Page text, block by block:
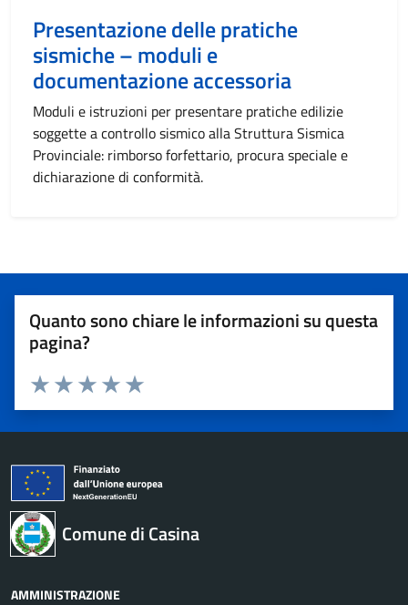
Presentazione delle pratiche
sismiche – moduli e
documentazione accessoria
Moduli e istruzioni per presentare pratiche edilizie
soggette a controllo sismico alla Struttura Sismica
Provinciale: rimborso forfettario, procura speciale e
dichiarazione di conformità.
Quanto sono chiare le informazioni su questa
pagina?
Valuta 5 stelle su 5
Valuta 4 stelle su 5
Valuta 3 stelle su 5
Valuta 2 stelle su 5
Valuta 1 stelle su 5
Comune di Casina
AMMINISTRAZIONE